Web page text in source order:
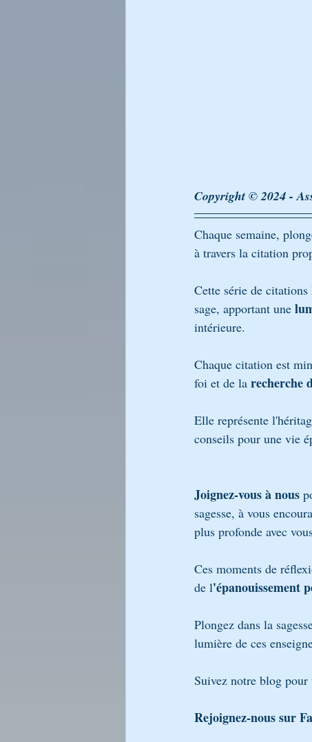
Copyright © 2024 -
Chaque semaine,
à travers la citation
Cette série de
sage, apportant une
intérieure.
Chaque citation est
foi et de la recherche
Elle représente
conseils pour une vie
Joignez-vous à nous
sagesse, à vous
plus profonde avec
Ces moments de
de l'épanouissement
Plongez dans la
lumière de ces
Suivez notre blog pour
Rejoignez-nous sur